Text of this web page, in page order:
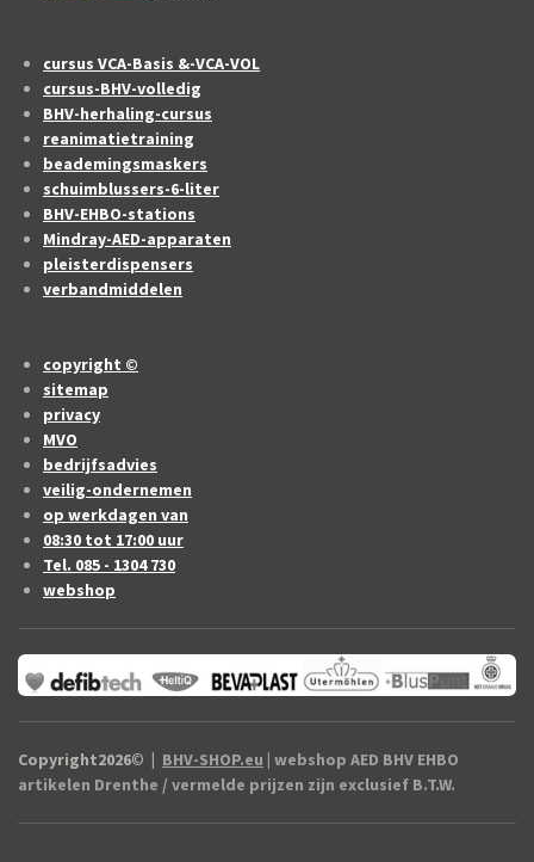
cursus VCA-Basis &-VCA-VOL
cursus-BHV-volledig
BHV-herhaling-cursus
reanimatietraining
beademingsmaskers
schuimblussers-6-liter
BHV-EHBO-stations
Mindray-AED-apparaten
pleisterdispensers
verbandmiddelen
copyright ©
sitemap
privacy
MVO
bedrijfsadvies
veilig-ondernemen
op werkdagen van
08:30 tot 17:00 uur
Tel. 085 - 1304 730
webshop
Copyright2026© | BHV-SHOP.eu | webshop AED BHV EHBO
artikelen Drenthe / vermelde prijzen zijn exclusief B.T.W.